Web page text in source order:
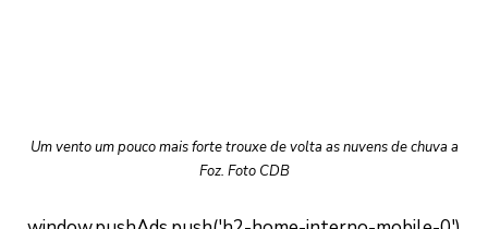
Um vento um pouco mais forte trouxe de volta as nuvens de chuva a
Foz. Foto CDB